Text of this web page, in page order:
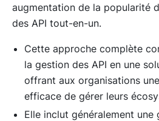
augmentation de la popularité
des API tout-en-un.
Cette approche complète
la gestion des API en une
offrant aux organisations
efficace de gérer leurs
Elle inclut généralement